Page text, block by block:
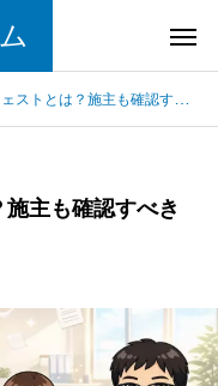
？施主も確認すべき理由とJWNET入門
主も確認すべき